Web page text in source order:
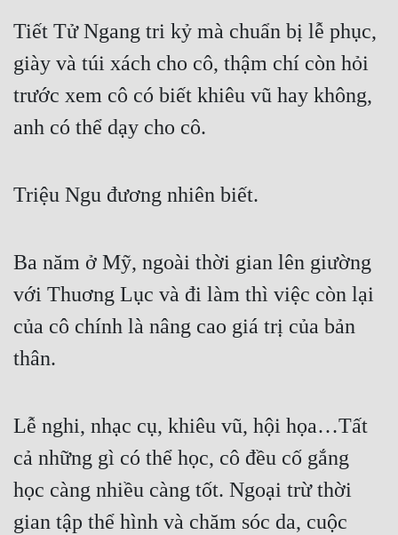
Huyền Huyễn
Huyền Nghi
Huyền Ảo
Hệ Thống
Khoa Huyễn
Khoa Huyễn Không Gian
Kinh Dị
Linh Dị
Làm Giàu
Tiết Tử Ngang tri kỷ mà chuẩn bị lễ phục,
giày và túi xách cho cô, thậm chí còn hỏi
trước xem cô có biết khiêu vũ hay không,
anh có thể dạy cho cô.
Triệu Ngu đương nhiên biết.
Ba năm ở Mỹ, ngoài thời gian lên giường
với Thuơng Lục và đi làm thì việc còn lại
của cô chính là nâng cao giá trị của bản
thân.
Lễ nghi, nhạc cụ, khiêu vũ, hội họa…Tất
cả những gì có thể học, cô đều cố gắng
học càng nhiều càng tốt. Ngoại trừ thời
gian tập thể hình và chăm sóc da, cuộc